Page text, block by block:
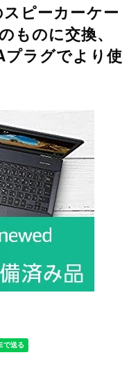
ピーカーケー
のに交換、
ラグでより使